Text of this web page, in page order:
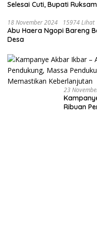
Selesai Cuti, Bupati
18 November 2024 15974 Lihat
Abu Haera Ngopi Bareng
Desa
23
Ribuan